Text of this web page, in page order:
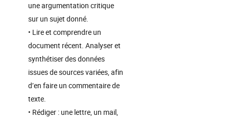
une argumentation critique
sur un sujet donné.
• Lire et comprendre un
document récent. Analyser et
synthétiser des données
issues de sources variées, afin
d’en faire un commentaire de
texte.
• Rédiger : une lettre, un mail,